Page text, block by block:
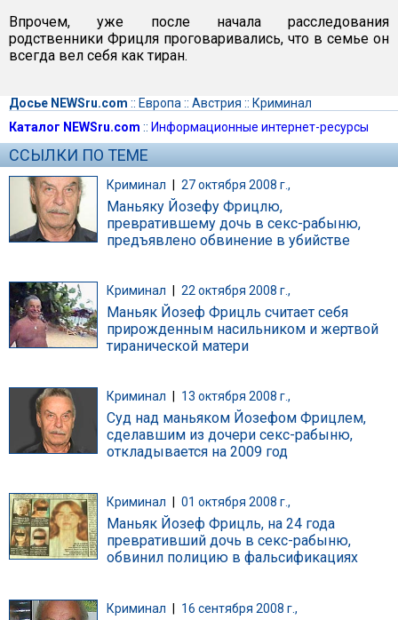
Впрочем, уже после начала расследования
родственники Фрицля проговаривались, что в семье он
всегда вел себя как тиран.
Досье NEWSru.com :: Европа :: Австрия :: Криминал
Каталог NEWSru.com :: Информационные интернет-ресурсы
ССЫЛКИ ПО ТЕМЕ
Криминал | 27 октября 2008 г.,
Маньяку Йозефу Фрицлю,
превратившему дочь в секс-рабыню,
предъявлено обвинение в убийстве
Криминал 22 октября 2008 г.,
Маньяк Йозеф Фрицль считает себя
прирожденным насильником и жертвой
тиранической матери
Криминал 13 октября 2008 г.,
Суд над маньяком Йозефом Фрицлем,
сделавшим из дочери секс-рабыню,
откладывается на 2009 год
Криминал 01 октября 2008 г.,
Маньяк Йозеф Фрицль, на 24 года
превративший дочь в секс-рабыню,
обвинил полицию в фальсификациях
Криминал | 16 сентября 2008 г.,